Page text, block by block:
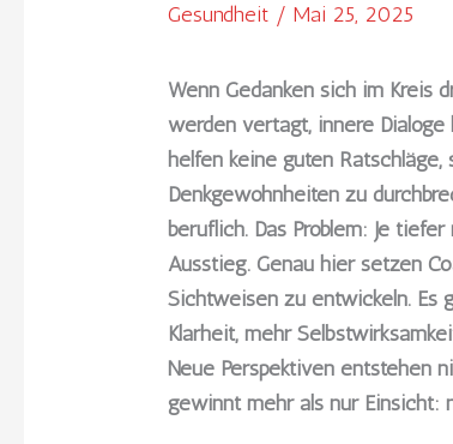
Gesundheit /Mai 25, 2025
Wenn Gedanken sich im Kreis
werden vertagt, innere Dialoge
helfen keine guten
Denkgewohnheiten zu
beruflich. Das Problem: Je
Ausstieg. Genau hier setzen
Sichtweisen zu entwickeln. Es
Klarheit, mehr
Neue Perspektiven entstehen
gewinnt mehr als nur Einsicht: